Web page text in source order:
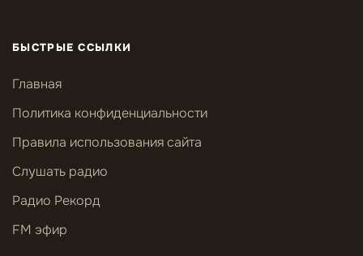
БЫСТРЫЕ ССЫЛКИ
Главная
Политика конфиденциальности
Правила использования сайта
Слушать радио
Радио Рекорд
FM эфир